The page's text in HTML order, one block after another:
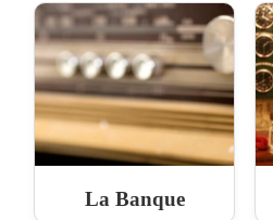
La Banque